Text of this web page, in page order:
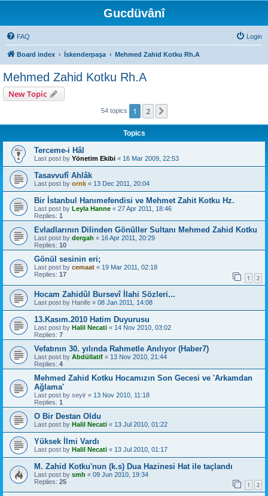
Gucdüvânî
FAQ Login
Board index İskenderpaşa Mehmed Zahid Kotku Rh.A
Mehmed Zahid Kotku Rh.A
New Topic
54 topics 1 2
Topics
Terceme-i Hâl
Last post by Yönetim Ekibi « 16 Mar 2009, 22:53
Tasavvufî Ahlâk
Last post by ornk « 13 Dec 2011, 20:04
Bir İstanbul Hanımefendisi ve Mehmet Zahit Kotku Hz.
Last post by Leyla Hanne « 27 Apr 2011, 18:46
Replies: 1
Evladlarının Dilinden Gönüller Sultanı Mehmed Zahid Kotku
Last post by dergah « 16 Apr 2011, 20:29
Replies: 10
Gönül sesinin eri;
Last post by cemaat « 19 Mar 2011, 02:18
Replies: 17 1 2
Hocam Zahidûl Bursevî İlahi Sözleri...
Last post by Hanife « 08 Jan 2011, 14:08
13.Kasım.2010 Hatim Duyurusu
Last post by Halil Necati « 14 Nov 2010, 03:02
Replies: 7
Vefatının 30. yılında Rahmetle Anılıyor (Haber7)
Last post by Abdüllatif « 13 Nov 2010, 21:44
Replies: 4
Mehmed Zahid Kotku Hocamızın Son Gecesi ve 'Arkamdan
Ağlama'
Last post by seyir « 13 Nov 2010, 11:18
Replies: 1
O Bir Destan Oldu
Last post by Halil Necati « 13 Jul 2010, 01:22
Yüksek İlmi Vardı
Last post by Halil Necati « 13 Jul 2010, 01:17
M. Zahid Kotku'nun (k.s) Dua Hazinesi Hat ile taçlandı
Last post by smh « 09 Jun 2010, 19:34
Replies: 25 1 2